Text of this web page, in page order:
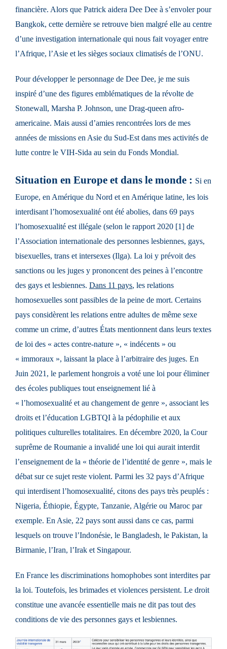
financière. Alors que Patrick aidera Dee Dee à s’envoler pour
Bangkok, cette dernière se retrouve bien malgré elle au centre
d’une investigation internationale qui nous fait voyager entre
l’Afrique, l’Asie et les sièges sociaux climatisés de l’ONU.
Pour développer le personnage de Dee Dee, je me suis
inspiré d’une des figures emblématiques de la révolte de
Stonewall, Marsha P. Johnson, une Drag-queen afro-
americaine. Mais aussi d’amies rencontrées lors de mes
années de missions en Asie du Sud-Est dans mes activités de
lutte contre le VIH-Sida au sein du Fonds Mondial.
Situation en Europe et dans le monde : Si en
Europe, en Amérique du Nord et en Amérique latine, les lois
interdisant l’homosexualité ont été abolies, dans 69 pays
l’homosexualité est illégale (selon le rapport 2020 [1] de
l’Association internationale des personnes lesbiennes, gays,
bisexuelles, trans et intersexes (Ilga). La loi y prévoit des
sanctions ou les juges y prononcent des peines à l’encontre
des gays et lesbiennes. Dans 11 pays, les relations
homosexuelles sont passibles de la peine de mort. Certains
pays considèrent les relations entre adultes de même sexe
comme un crime, d’autres États mentionnent dans leurs textes
de loi des « actes contre-nature », « indécents » ou
« immoraux », laissant la place à l’arbitraire des juges. En
Juin 2021, le parlement hongrois a voté une loi pour éliminer
des écoles publiques tout enseignement lié à
« l’homosexualité et au changement de genre », associant les
droits et l’éducation LGBTQI à la pédophilie et aux
politiques culturelles totalitaires. En décembre 2020, la Cour
suprême de Roumanie a invalidé une loi qui aurait interdit
l’enseignement de la « théorie de l’identité de genre », mais le
débat sur ce sujet reste violent. Parmi les 32 pays d’Afrique
qui interdisent l’homosexualité, citons des pays très peuplés :
Nigeria, Éthiopie, Égypte, Tanzanie, Algérie ou Maroc par
exemple. En Asie, 22 pays sont aussi dans ce cas, parmi
lesquels on trouve l’Indonésie, le Bangladesh, le Pakistan, la
Birmanie, l’Iran, l’Irak et Singapour.
En France les discriminations homophobes sont interdites par
la loi. Toutefois, les brimades et violences persistent. Le droit
constitue une avancée essentielle mais ne dit pas tout des
conditions de vie des personnes gays et lesbiennes.